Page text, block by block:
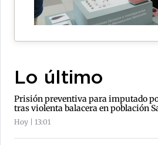
Lo último
Prisión preventiva para imputado
tras violenta balacera en población
Hoy | 13:01